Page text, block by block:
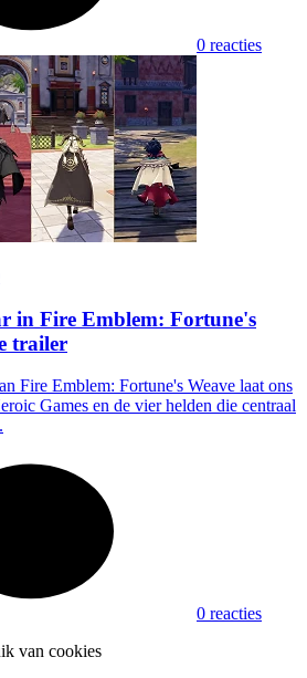
0 reacties
in Fire Emblem: Fortune's
trailer
Fire Emblem: Fortune's Weave laat ons
Games en de vier helden die centraal
0 reacties
van cookies